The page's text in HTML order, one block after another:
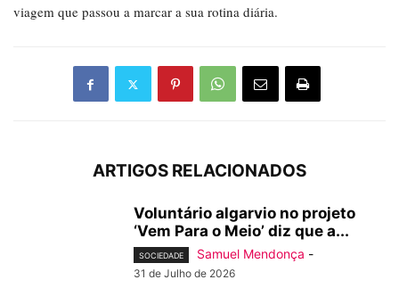
viagem que passou a marcar a sua rotina diária.
ARTIGOS RELACIONADOS
Voluntário algarvio no projeto
‘Vem Para o Meio’ diz que a...
SOCIEDADE Samuel Mendonça -
31 de Julho de 2026